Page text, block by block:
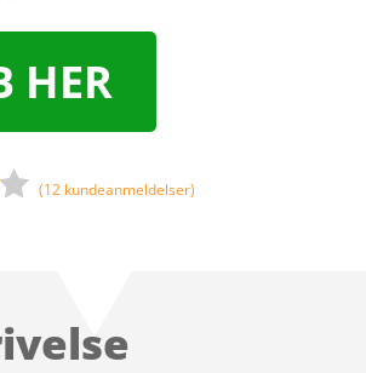
HER
(12 kundeanmeldelser)